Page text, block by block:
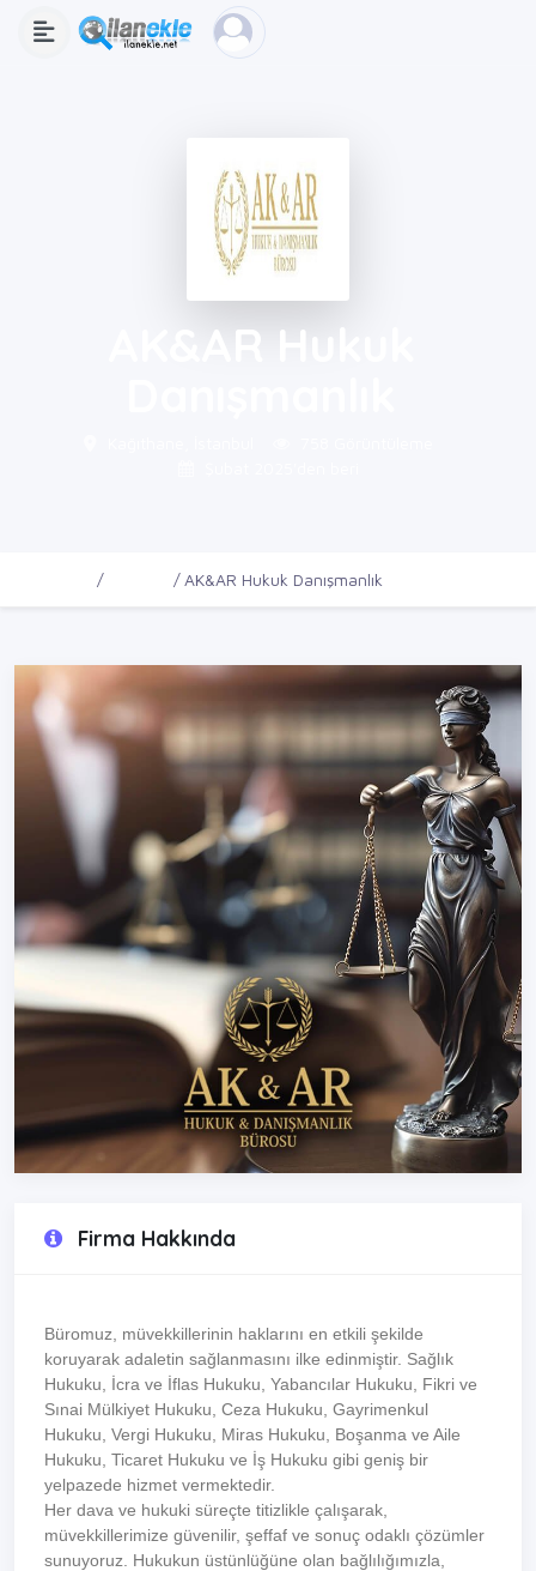
AK&AR Hukuk
AK&AR Hukuk Danışmanlık
Firma Hakkında
Büromuz, müvekkillerinin haklarını en etkili şekilde
koruyarak adaletin sağlanmasını ilke edinmiştir. Sağlık
Hukuku, İcra ve İflas Hukuku, Yabancılar Hukuku, Fikri ve
Sınai Mülkiyet Hukuku, Ceza Hukuku, Gayrimenkul
Hukuku, Vergi Hukuku, Miras Hukuku, Boşanma ve Aile
Hukuku, Ticaret Hukuku ve İş Hukuku gibi geniş bir
yelpazede hizmet vermektedir.
Her dava ve hukuki süreçte titizlikle çalışarak,
müvekkillerimize güvenilir, şeffaf ve sonuç odaklı çözümler
sunuyoruz. Hukukun üstünlüğüne olan bağlılığımızla,